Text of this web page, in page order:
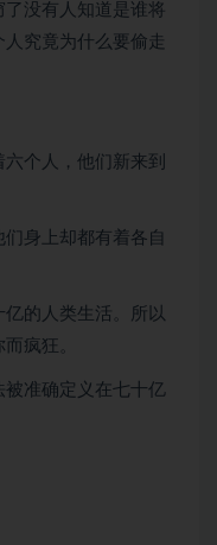
没有人知道是谁将
究竟为什么要偷走
个人，他们新来到
身上却都有着各自
的人类生活。所以
疯狂。
准确定义在七十亿